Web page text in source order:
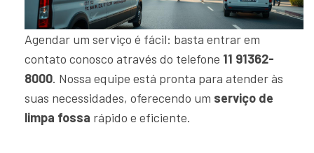
Agendar um serviço é fácil: basta entrar em
contato conosco através do telefone 11 91362-
8000. Nossa equipe está pronta para atender às
suas necessidades, oferecendo um serviço de
limpa fossa rápido e eficiente.